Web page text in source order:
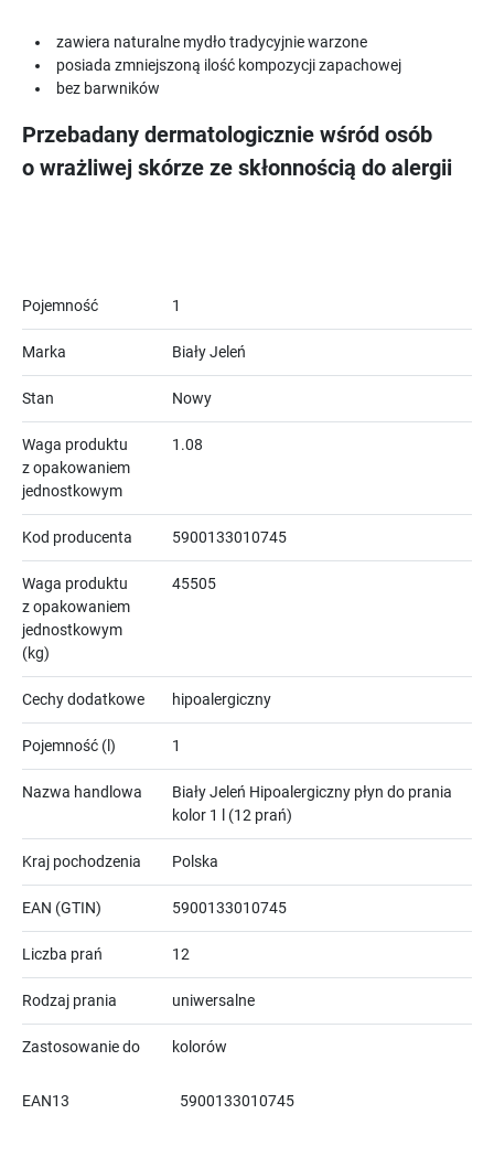
zawiera naturalne mydło tradycyjnie warzone
posiada zmniejszoną ilość kompozycji zapachowej
bez barwników
Przebadany dermatologicznie wśród osób
o wrażliwej skórze ze skłonnością do alergii
Pojemność 1
Marka Biały Jeleń
Stan Nowy
Waga produktu
z opakowaniem
jednostkowym
1.08
Kod producenta 5900133010745
Waga produktu
z opakowaniem
jednostkowym
(kg)
45505
Cechy dodatkowe hipoalergiczny
Pojemność (l) 1
Nazwa handlowa
Biały Jeleń Hipoalergiczny płyn do prania
kolor 1 l (12 prań)
Kraj pochodzenia Polska
EAN (GTIN) 5900133010745
Liczba prań 12
Rodzaj prania uniwersalne
Zastosowanie do kolorów
EAN13 5900133010745